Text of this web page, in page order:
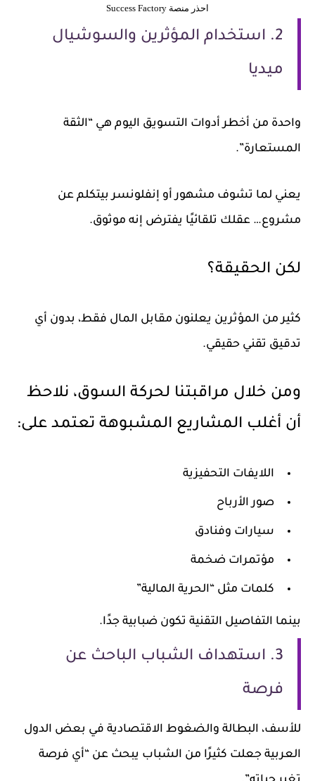
احذر منصة Success Factory
2. استخدام المؤثرين والسوشيال
ميديا
واحدة من أخطر أدوات التسويق اليوم هي “الثقة
المستعارة”.
يعني لما تشوف مشهور أو إنفلونسر بيتكلم عن
مشروع… عقلك تلقائيًا يفترض إنه موثوق.
لكن الحقيقة؟
كثير من المؤثرين يعلنون مقابل المال فقط، بدون أي
تدقيق تقني حقيقي.
ومن خلال مراقبتنا لحركة السوق، نلاحظ
أن أغلب المشاريع المشبوهة تعتمد على:
اللايفات التحفيزية
صور الأرباح
سيارات وفنادق
مؤتمرات ضخمة
كلمات مثل “الحرية المالية”
بينما التفاصيل التقنية تكون ضبابية جدًا.
3. استهداف الشباب الباحث عن
فرصة
للأسف، البطالة والضغوط الاقتصادية في بعض الدول
العربية جعلت كثيرًا من الشباب يبحث عن “أي فرصة